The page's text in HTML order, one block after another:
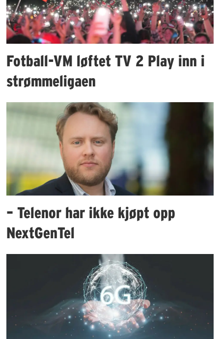
Fotball-VM løftet TV 2 Play inn i
strømmeligaen
– Telenor har ikke kjøpt opp
NextGenTel